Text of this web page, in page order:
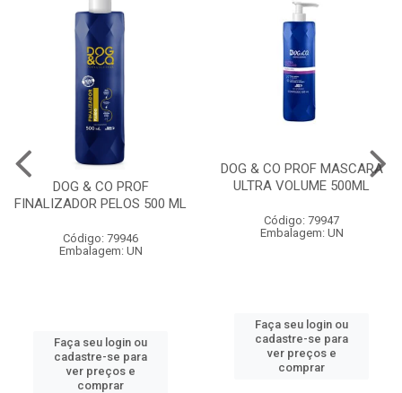
DOG & CO PROF
FINALIZADOR PELOS 500 ML
Código: 79946
Embalagem: UN
Faça seu login ou
cadastre-se para
ver preços e
comprar
DOG & CO PROF MASCARA
ULTRA VOLUME 500ML
Código: 79947
Embalagem: UN
Faça seu login ou
cadastre-se para
ver preços e
comprar